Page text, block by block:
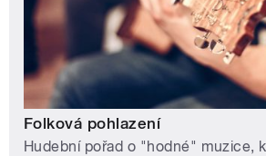
Folková pohlazení
Hudební pořad o "hodné" muzice,